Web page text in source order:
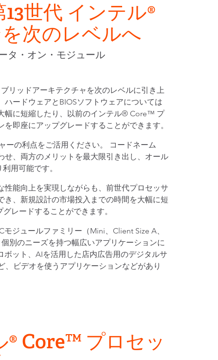
世代 インテル®
次のレベルへ
タ・オン・モジュール
リッドアーキテクチャを次のレベルに引き上
ードウェアとBIOSソフトウェアについては
幅に短縮したり、以前のインテル® Core™ プ
即座にアップグレードすることができます。
の利点をご活用ください。 コードネーム
せ、両方のメリットを最大限引き出し、オール
用可能です。
能向上を実現しながらも、前世代プロセッサ
、新規設計の市場投入までの時間を大幅に短
レードすることができます。
ジュールファミリー（Mini、Client Size A、
別のニーズを持つ幅広いアプリケーションに
ット、AIを活用した店内広告用のデジタルサ
ビデオを使うアプリケーションなどがあり
® Core™ プロセッ